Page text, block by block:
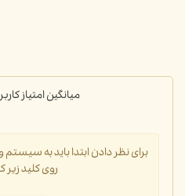
میانگین امتیاز کاربران: 0.0
برای نظر دادن ابتدا باید به
روی کلید زیر